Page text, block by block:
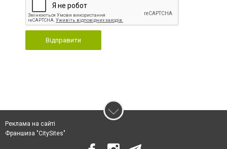
Відправити
Реклама на сайті
Франшиза "CitySites"